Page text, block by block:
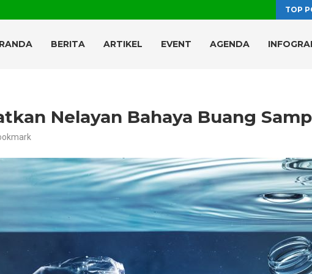
TOP
BERITA ARTIKEL EVENT AGENDA
Nelayan Bahaya Buang